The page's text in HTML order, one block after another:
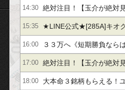
馬
パ
チ
ス
ロ
レポートがもらえる》古
５％】イワキ【２．１倍
14:30 絶対注目！【玉介が絶対
野電気【２桁上昇】サン
ＪＳＨ【＋４１％】
15:35 ★LINE公式★[285A]キオ
６％】[6525]コクサイエ
16:00 ３３万へ《短期勝負なら
屋【＋１９％】サンリオ
UFJ【＋６３％】
17:00 絶対注目！【玉介が絶対
野電気【２桁上昇】サン
18:00 大本命３銘柄もらえる！